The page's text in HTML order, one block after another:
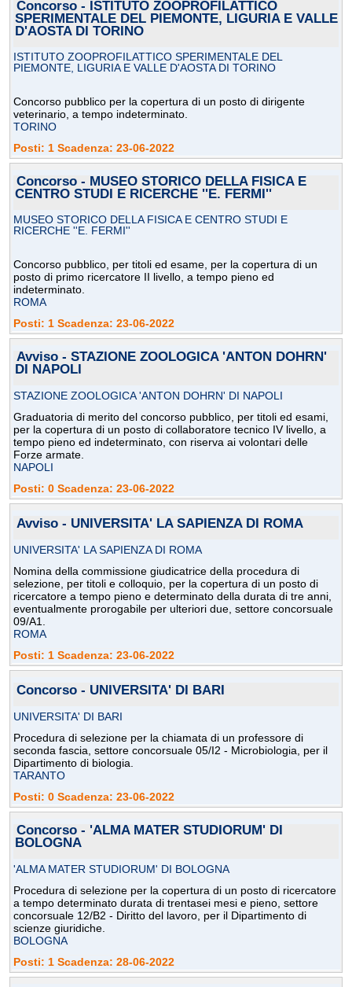
Concorso - ISTITUTO ZOOPROFILATTICO
SPERIMENTALE DEL PIEMONTE, LIGURIA E VALLE
D'AOSTA DI TORINO
ISTITUTO ZOOPROFILATTICO SPERIMENTALE DEL
PIEMONTE, LIGURIA E VALLE D'AOSTA DI TORINO
Concorso pubblico per la copertura di un posto di dirigente
veterinario, a tempo indeterminato.
TORINO
Posti: 1 Scadenza: 23-06-2022
Concorso - MUSEO STORICO DELLA FISICA E
CENTRO STUDI E RICERCHE ''E. FERMI''
MUSEO STORICO DELLA FISICA E CENTRO STUDI E
RICERCHE ''E. FERMI''
Concorso pubblico, per titoli ed esame, per la copertura di un
posto di primo ricercatore II livello, a tempo pieno ed
indeterminato.
ROMA
Posti: 1 Scadenza: 23-06-2022
Avviso - STAZIONE ZOOLOGICA 'ANTON DOHRN'
DI NAPOLI
STAZIONE ZOOLOGICA 'ANTON DOHRN' DI NAPOLI
Graduatoria di merito del concorso pubblico, per titoli ed esami,
per la copertura di un posto di collaboratore tecnico IV livello, a
tempo pieno ed indeterminato, con riserva ai volontari delle
Forze armate.
NAPOLI
Posti: 0 Scadenza: 23-06-2022
Avviso - UNIVERSITA' LA SAPIENZA DI ROMA
UNIVERSITA' LA SAPIENZA DI ROMA
Nomina della commissione giudicatrice della procedura di
selezione, per titoli e colloquio, per la copertura di un posto di
ricercatore a tempo pieno e determinato della durata di tre anni,
eventualmente prorogabile per ulteriori due, settore concorsuale
09/A1.
ROMA
Posti: 1 Scadenza: 23-06-2022
Concorso - UNIVERSITA' DI BARI
UNIVERSITA' DI BARI
Procedura di selezione per la chiamata di un professore di
seconda fascia, settore concorsuale 05/I2 - Microbiologia, per il
Dipartimento di biologia.
TARANTO
Posti: 0 Scadenza: 23-06-2022
Concorso - 'ALMA MATER STUDIORUM' DI
BOLOGNA
'ALMA MATER STUDIORUM' DI BOLOGNA
Procedura di selezione per la copertura di un posto di ricercatore
a tempo determinato durata di trentasei mesi e pieno, settore
concorsuale 12/B2 - Diritto del lavoro, per il Dipartimento di
scienze giuridiche.
BOLOGNA
Posti: 1 Scadenza: 28-06-2022